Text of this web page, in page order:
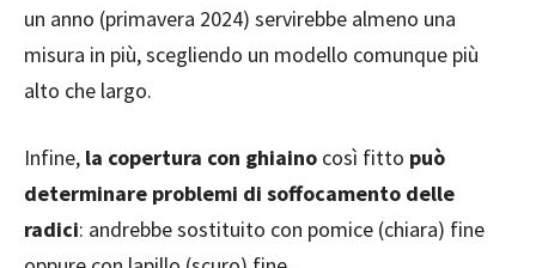
un anno (primavera 2024) servirebbe almeno una
misura in più, scegliendo un modello comunque più
alto che largo.
Infine, la copertura con ghiaino così fitto può
determinare problemi di soffocamento delle
radici: andrebbe sostituito con pomice (chiara) fine